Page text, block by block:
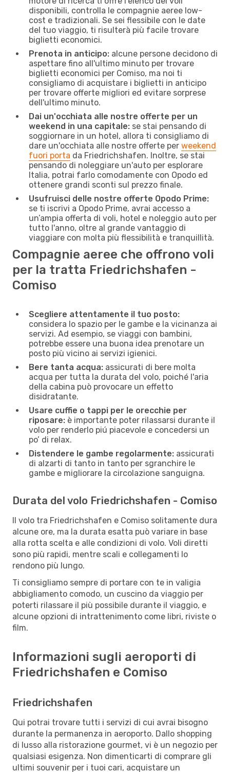
disponibili, controlla le compagnie aeree low-
cost e tradizionali. Se sei flessibile con le date
del tuo viaggio, ti risulterà più facile trovare
biglietti economici.
Prenota in anticipo: alcune persone decidono di
aspettare fino all'ultimo minuto per trovare
biglietti economici per Comiso, ma noi ti
consigliamo di acquistare i biglietti in anticipo
per trovare offerte migliori ed evitare sorprese
dell'ultimo minuto.
Dai un'occhiata alle nostre offerte per un
weekend in una capitale: se stai pensando di
soggiornare in un hotel, allora ti consigliamo di
dare un'occhiata alle nostre offerte per weekend
fuori porta da Friedrichshafen. Inoltre, se stai
pensando di noleggiare un'auto per esplorare
Italia, potrai farlo comodamente con Opodo ed
ottenere grandi sconti sul prezzo finale.
Usufruisci delle nostre offerte Opodo Prime:
se ti iscrivi a Opodo Prime, avrai accesso a
un’ampia offerta di voli, hotel e noleggio auto per
tutto l'anno, oltre al grande vantaggio di
viaggiare con molta più flessibilità e tranquillità.
Compagnie aeree che offrono voli
per la tratta Friedrichshafen -
Comiso
Scegliere attentamente il tuo posto:
considera lo spazio per le gambe e la vicinanza ai
servizi. Ad esempio, se viaggi con bambini,
potrebbe essere una buona idea prenotare un
posto più vicino ai servizi igienici.
Bere tanta acqua: assicurati di bere molta
acqua per tutta la durata del volo, poiché l'aria
della cabina può provocare un effetto
disidratante.
Usare cuffie o tappi per le orecchie per
riposare: è importante poter rilassarsi durante il
volo per renderlo piú piacevole e concedersi un
po’ di relax.
Distendere le gambe regolarmente: assicurati
di alzarti di tanto in tanto per sgranchire le
gambe e migliorare la circolazione sanguigna.
Durata del volo Friedrichshafen - Comiso
Il volo tra Friedrichshafen e Comiso solitamente dura
alcune ore, ma la durata esatta può variare in base
alla rotta scelta e alle condizioni di volo. Voli diretti
sono più rapidi, mentre scali e collegamenti lo
rendono più lungo.
Ti consigliamo sempre di portare con te in valigia
abbigliamento comodo, un cuscino da viaggio per
poterti rilassare il più possibile durante il viaggio, e
alcune opzioni di intrattenimento come libri, riviste o
film.
Informazioni sugli aeroporti di
Friedrichshafen e Comiso
Friedrichshafen
Qui potrai trovare tutti i servizi di cui avrai bisogno
durante la permanenza in aeroporto. Dallo shopping
di lusso alla ristorazione gourmet, vi è un negozio per
qualsiasi esigenza. Non dimenticarti di comprare gli
ultimi souvenir per i tuoi cari, acquistare un